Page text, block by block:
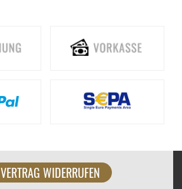
VERTRAG WIDERRUFEN